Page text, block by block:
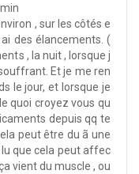
des élancements. (
, la nuit , lorsque j
je me ren
que cela peut affec